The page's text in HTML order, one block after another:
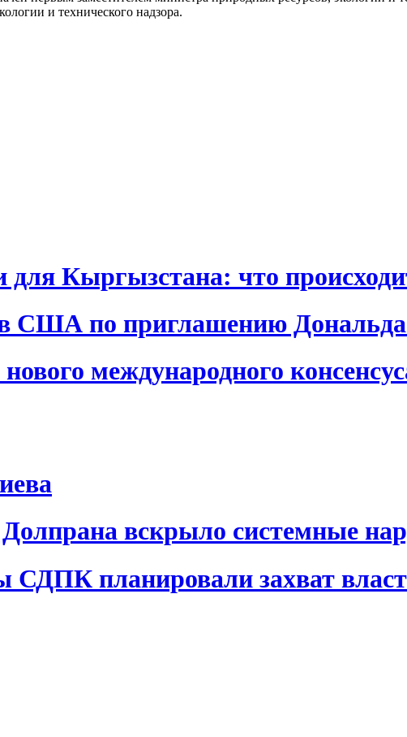
и технического надзора.
для Кыргызстана: что
США по приглашению
международного
вскрыло системные
СДПК планировали захват